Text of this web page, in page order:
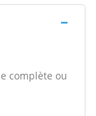
complète ou